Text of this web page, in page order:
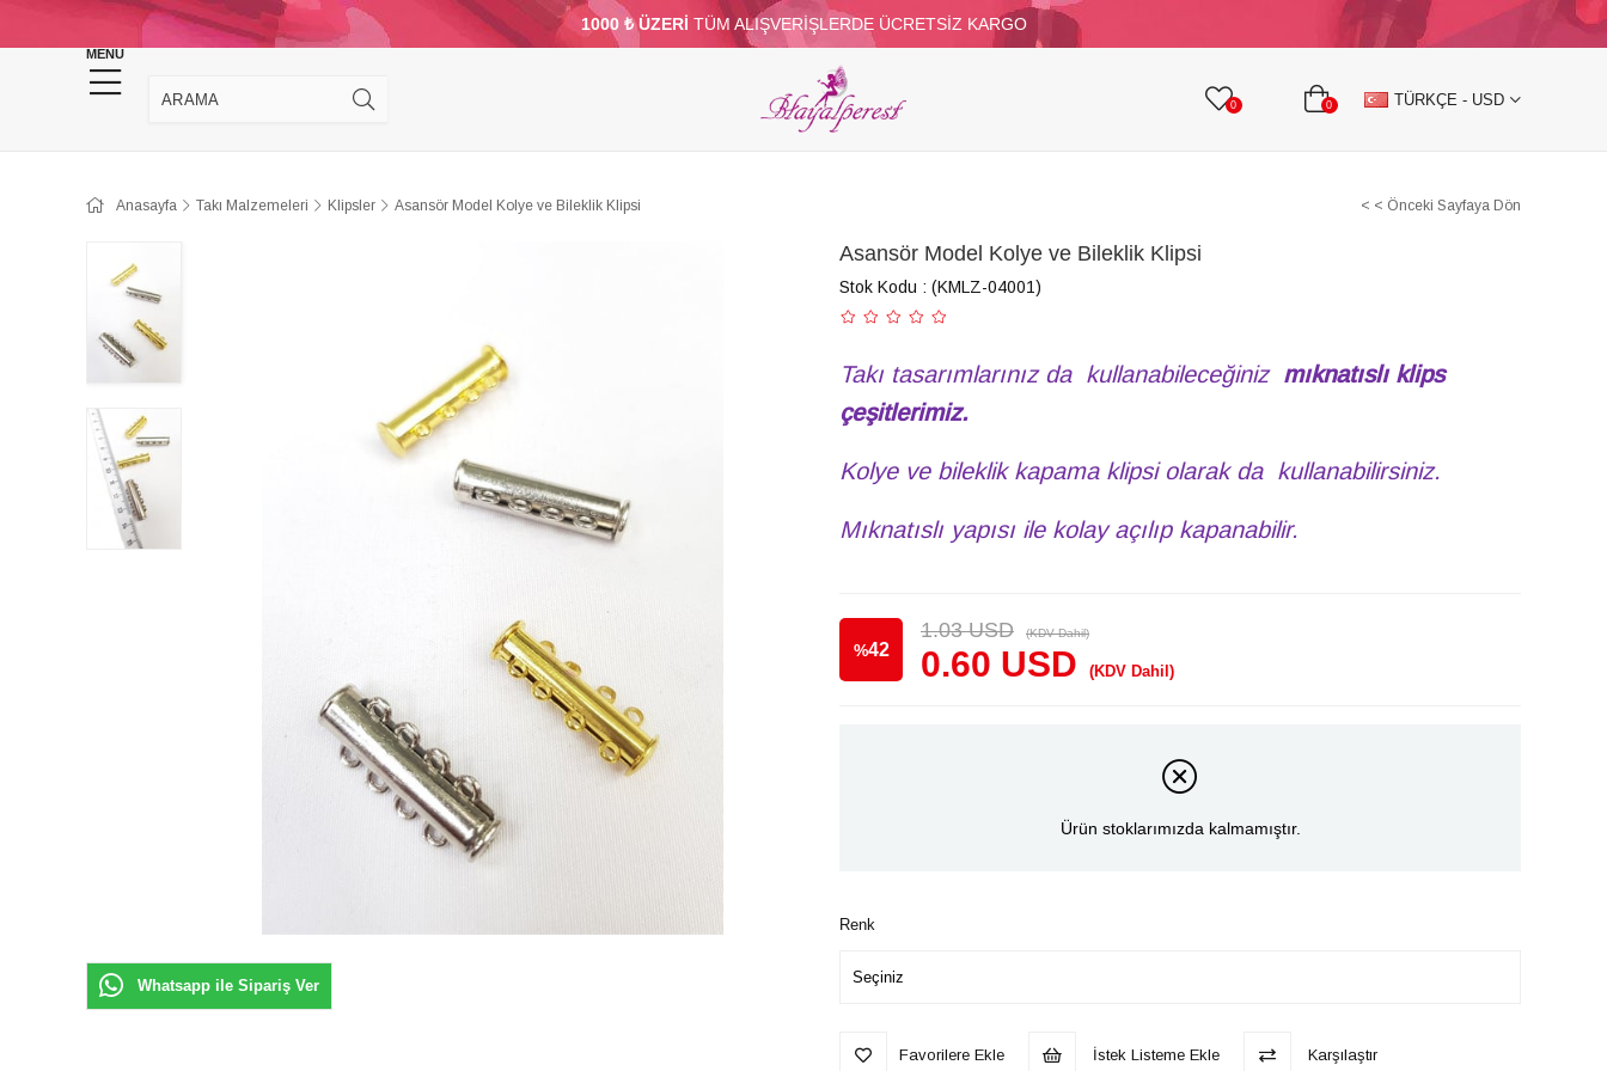
1000 ₺ ÜZERİ TÜM ALIŞVERİŞLERDE ÜCRETSİZ KARGO
MENU
0 0 TÜRKÇE - USD
KINA DÜĞÜN MALZEMELERİ TAKI MALZEMELERİ PARTİ VE SÜS MALZEMELERİ TÜY BONCUKLAR TAŞLI TEKSTİL AKSESUARLARI
TOPTAN DİĞER
Anasayfa Takı Malzemeleri Klipsler Asansör Model Kolye ve Bileklik Klipsi < < Önceki Sayfaya Dön
Whatsapp ile Sipariş Ver
Asansör Model Kolye ve Bileklik Klipsi
Stok Kodu (KMLZ-04001)
Takı tasarımlarınız da kullanabileceğiniz mıknatıslı klips
çeşitlerimiz.
Kolye ve bileklik kapama klipsi olarak da kullanabilirsiniz.
Mıknatıslı yapısı ile kolay açılıp kapanabilir.
%42
1.03 USD (KDV Dahil)
0.60 USD (KDV Dahil)
Ürün stoklarımızda kalmamıştır.
Renk
Favorilere Ekle İstek Listeme Ekle Karşılaştır